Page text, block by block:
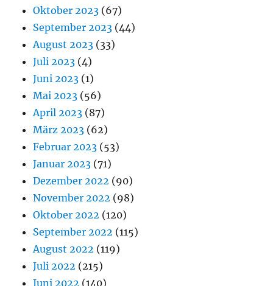
Oktober 2023 (67)
September 2023 (44)
August 2023 (33)
Juli 2023 (4)
Juni 2023 (1)
Mai 2023 (56)
April 2023 (87)
März 2023 (62)
Februar 2023 (53)
Januar 2023 (71)
Dezember 2022 (90)
November 2022 (98)
Oktober 2022 (120)
September 2022 (115)
August 2022 (119)
Juli 2022 (215)
Juni 2022 (140)